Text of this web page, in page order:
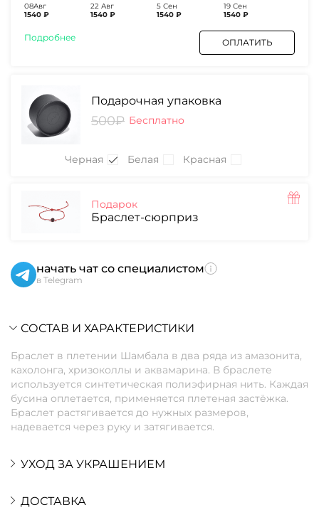
08Авг
1540 ₽
22 Авг
1540 ₽
5 Сен
1540 ₽
19 Сен
1540 ₽
Подробнее ОПЛАТИТЬ
Подарочная упаковка
500₽ Бесплатно
Черная Белая Красная
Подарок
Браслет-сюрприз
начать чат со специалистом
в Telegram
СОСТАВ И ХАРАКТЕРИСТИКИ
Браслет в плетении Шамбала в два ряда из амазонита,
кахолонга, хризоколлы и аквамарина. В браслете
используется синтетическая полиэфирная нить. Каждая
бусина оплетается, применяется плетеная застёжка.
Браслет растягивается до нужных размеров,
надевается через руку и затягивается.
УХОД ЗА УКРАШЕНИЕМ
ДОСТАВКА